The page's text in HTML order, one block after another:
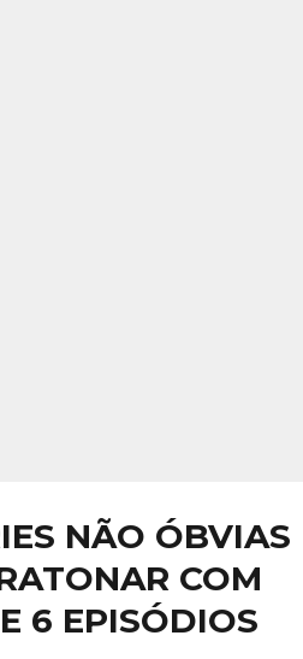
NÃO ÓBVIAS
COM
6 EPISÓDIOS